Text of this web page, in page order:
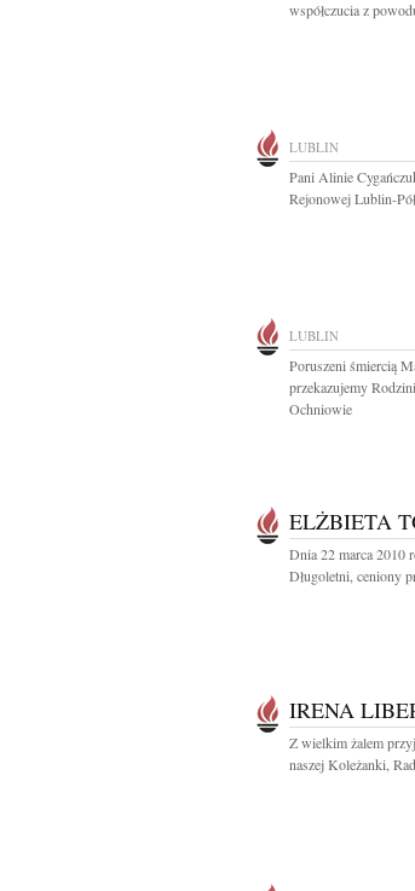
współczucia z
LUBLIN
Pani Alinie
Rejonowej Lublin-
LUBLIN
Poruszeni śmiercią
przekazujemy
Ochniowie
ELŻBIETA
Dnia 22 marca 2010
Długoletni, ceniony
IRENA
Z wielkim żalem
naszej Koleżanki,